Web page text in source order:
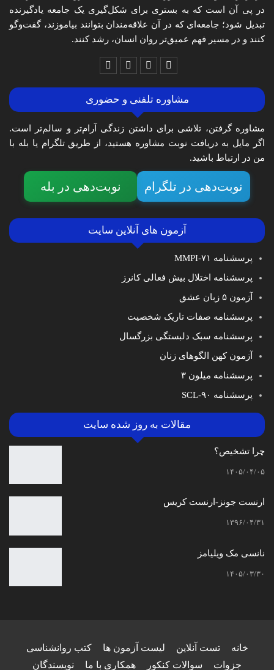
در پی آن است که به بستری برای شکل‌گیری یک جامعه یادگیرنده
تبدیل شود؛ جامعه‌ای که در آن علاقه‌مندان بتوانند بیاموزند، گفت‌وگو
کنند و در مسیر فهم عمیق‌تر روان انسان، رشد کنند.
مشاوره تلفنی و حضوری
مشاوره گرفتن، تلاشی برای داشتن زندگی آرام‌تر و سالم‌تر است.
اگر مایل به دریافت نوبت مشاوره هستید، از طریق تلگرام یا بله با
من در ارتباط باشید.
نوبت‌دهی در تلگرام نوبت‌دهی در بله
آزمون های آنلاین سایت
پرسشنامه MMPI-۷۱
پرسشنامه اختلال بیش فعالی کانرز
آزمون ۵ زبان عشق
پرسشنامه صفات تاریک شخصیت
پرسشنامه سبک دلبستگی بزرگسال
آزمون کهن الگوهای زنان
پرسشنامه میلون ۳
پرسشنامه SCL-۹۰
مقالات به روز شده سایت
چرا تشخیص؟
۱۴۰۵/۰۴/۰۵
ارنست جونز-ارنست کریس
۱۳۹۶/۰۴/۳۱
نانسی مک‌ ویلیامز
۱۴۰۵/۰۳/۳۰
خانه تست آنلاین لیست آزمون ها
کتب روانشناسی
جزوات
سوالات کنکور همکاری با ما نویسندگان